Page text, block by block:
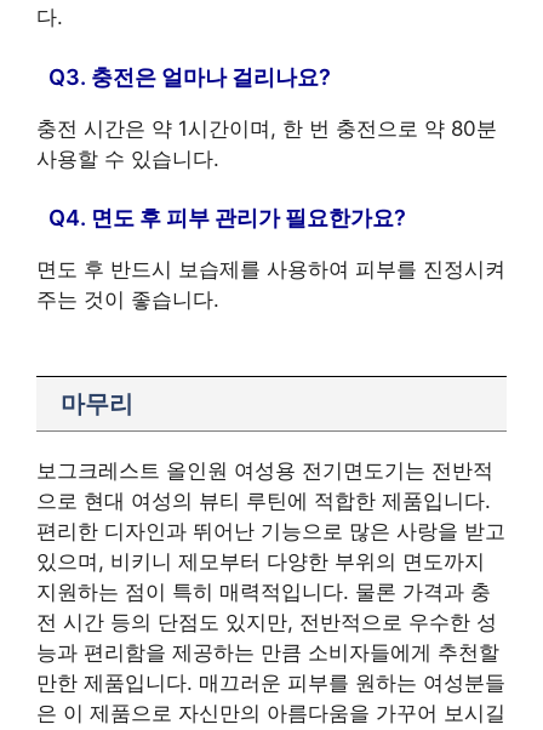
다.
Q3. 충전은 얼마나 걸리나요?
충전 시간은 약 1시간이며, 한 번 충전으로 약 80분
사용할 수 있습니다.
Q4. 면도 후 피부 관리가 필요한가요?
면도 후 반드시 보습제를 사용하여 피부를 진정시켜
주는 것이 좋습니다.
마무리
보그크레스트 올인원 여성용 전기면도기는 전반적
으로 현대 여성의 뷰티 루틴에 적합한 제품입니다.
편리한 디자인과 뛰어난 기능으로 많은 사랑을 받고
있으며, 비키니 제모부터 다양한 부위의 면도까지
지원하는 점이 특히 매력적입니다. 물론 가격과 충
전 시간 등의 단점도 있지만, 전반적으로 우수한 성
능과 편리함을 제공하는 만큼 소비자들에게 추천할
만한 제품입니다. 매끄러운 피부를 원하는 여성분들
은 이 제품으로 자신만의 아름다움을 가꾸어 보시길